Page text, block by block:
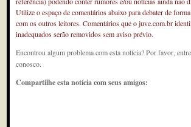
Utilize o espaço de comentários abaixo para debater de
com os outros leitores. Comentários que o juve.com.br
inadequados serão removidos sem aviso prévio.
Encontrou algum problema com esta notícia? Por favor,
conosco.
Compartilhe esta notícia com seus amigos: